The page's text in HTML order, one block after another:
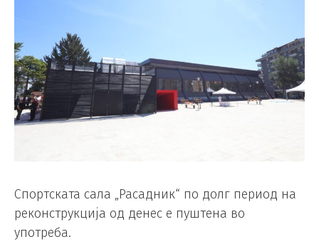
Спортската сала „Расадник“ по долг период на
реконструкција од денес е пуштена во
употреба.